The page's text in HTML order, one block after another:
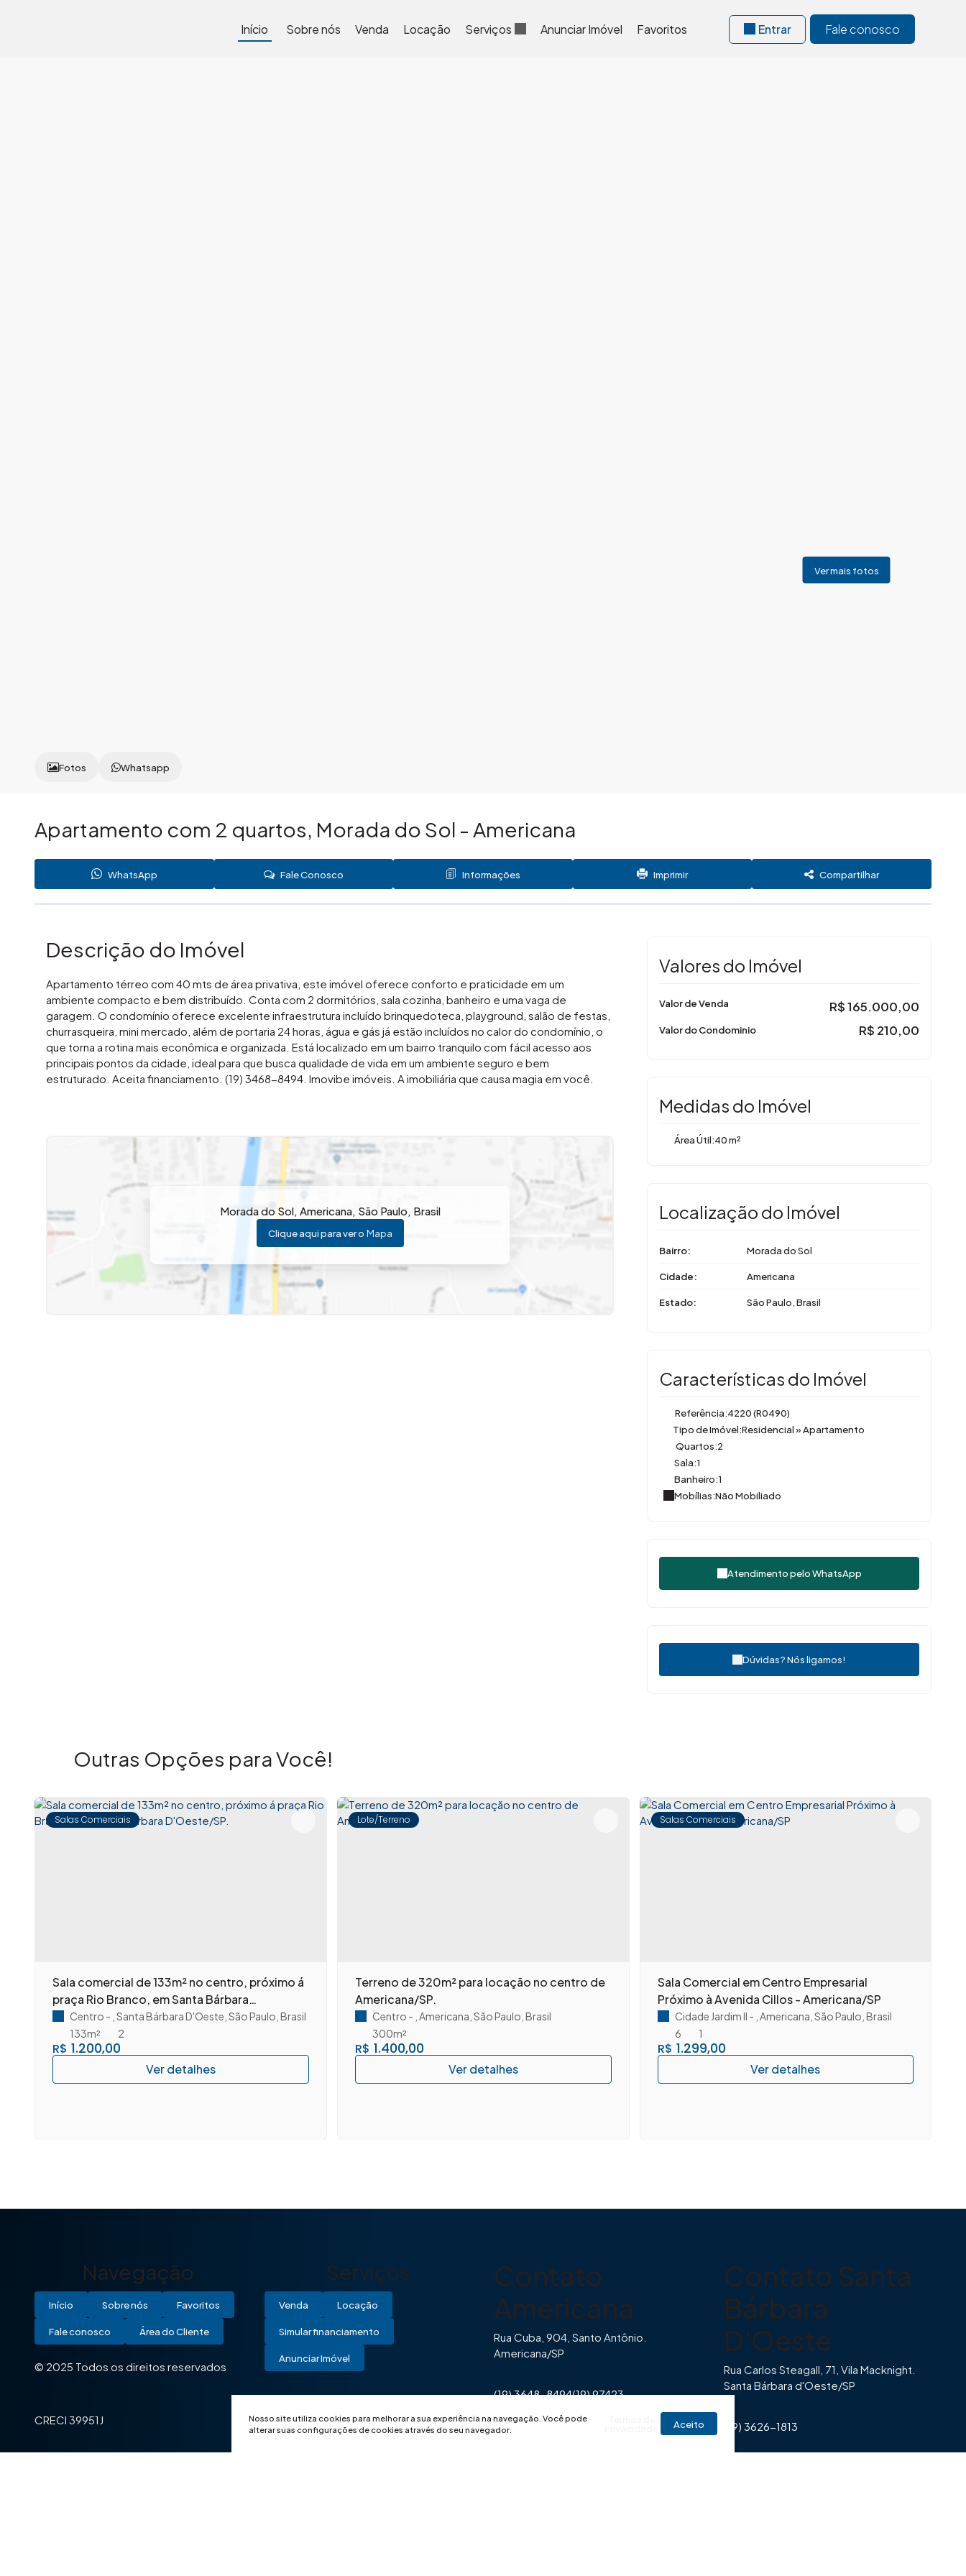
Fale conosco
Entrar
Favoritos
Anunciar Imóvel
Serviços
Locação
Venda
Sobre nós
Início
Nosso site utiliza cookies para melhorar a sua experiência na navegação. Você pode
alterar suas configurações de cookies através do seu navegador.
Aceito
Fotos Whatsapp
Apartamento com 2 quartos, Morada do Sol - Americana
WhatsApp Fale Conosco Informações Imprimir Compartilhar
Descrição do Imóvel
Apartamento térreo com 40 mts de área privativa, este imóvel oferece conforto e praticidade em um
ambiente compacto e bem distribuído. Conta com 2 dormitórios, sala cozinha, banheiro e uma vaga de
garagem. O condomínio oferece excelente infraestrutura incluído brinquedoteca, playground, salão de festas,
churrasqueira, mini mercado, além de portaria 24 horas, água e gás já estão incluídos no calor do condomínio, o
que torna a rotina mais econômica e organizada. Está localizado em um bairro tranquilo com fácil acesso aos
principais pontos da cidade, ideal para que busca qualidade de vida em um ambiente seguro e bem
estruturado. Aceita financiamento. (19) 3468-8494. Imovibe imóveis. A imobiliária que causa magia em você.
Morada do Sol, Americana, São Paulo, Brasil
Clique aqui para ver o Mapa
Valores do Imóvel
R$165.000,00
Valor de Venda
Valor do Condominio R$ 210,00
Medidas do Imóvel
Área Útil:40 m²
Localização do Imóvel
Bairro: Morada do Sol
Cidade: Americana
Estado: São Paulo, Brasil
Características do Imóvel
Referência:4220(R0490)
Tipo de Imóvel:Residencial»Apartamento
Quartos:2
Sala:1
Banheiro:1
Mobílias:Não Mobiliado
Atendimento peloWhatsApp
Dúvidas? Nós ligamos!
Outras Opções para Você!
Salas Comerciais
Sala comercial de 133m² no centro, próximo á
praça Rio Branco, em Santa Bárbara
D'Oeste/SP.
R$ 1.200,00
Centro ,Santa Bárbara D'Oeste ,São Paulo ,Brasil
2
133m²
Lote/Terreno
Terreno de 320m² para locação no centro de
Americana/SP.
R$ 1.400,00
Centro Americana São Paulo Brasil
300m²
Salas Comerciais
Sala Comercial em Centro Empresarial
Próximo à Avenida Cillos - Americana/SP
R$ 1.299,00
Cidade Jardim II Americana São Paulo Brasil
6
1
Navegação
Início Sobre nós Favoritos
Fale conosco Área do Cliente
© 2025 Todos os direitos reservados
CRECI 39951J
Serviços
Venda Locação
Simular financiamento
Anunciar Imóvel
Contato
Americana
Rua Cuba, 904, Santo Antônio.
Americana/SP
(19) 3648-8494(19) 97423-
Contato Santa
Bárbara
D'Oeste
Rua Carlos Steagall, 71, Vila Macknight.
Santa Bárbara d'Oeste/SP
(19) 3626-1813